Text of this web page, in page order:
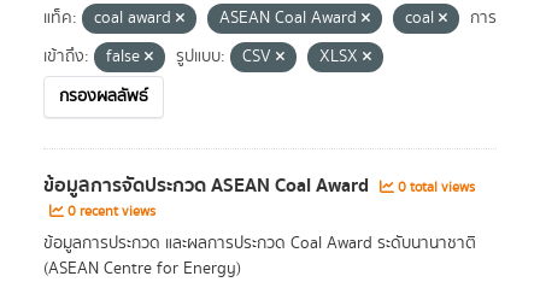
แท็ค: coal award ASEAN Coal Award coal
การ
เข้าถึง:
false รูปแบบ: CSV
XLSX
กรองผลลัพธ์
ข้อมูลการจัดประกวด ASEAN Coal Award
0 total views
0 recent views
ข้อมูลการประกวด และผลการประกวด Coal Award ระดับนานาชาติ
(ASEAN Centre for Energy)